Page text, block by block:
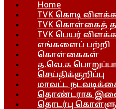
Home
TVK கொடி
TVK கொள்கைத்
TVK பெயர்
எங்களைப் பற்றி
கொள்கைகள்
த.வெ.க
செய்திக்குறிப்பு
மாவட்ட
தொண்டராக
தொடர்பு